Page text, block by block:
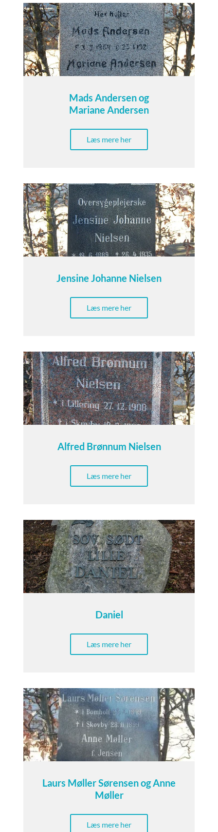
Mads Andersen og
Mariane Andersen
Læs mere her
Jensine Johanne Nielsen
Læs mere her
Alfred Brønnum Nielsen
Læs mere her
Daniel
Læs mere her
Laurs Møller Sørensen og Anne
Møller
Læs mere her